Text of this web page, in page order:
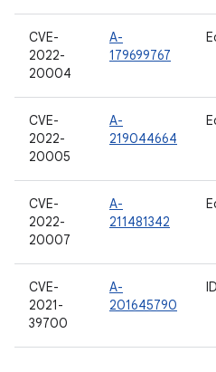
CVE-
2022-
20004
A-
179699767
CVE-
2022-
20005
A-
219044664
CVE-
2022-
20007
A-
211481342
CVE-
2021-
39700
A-
201645790
ID